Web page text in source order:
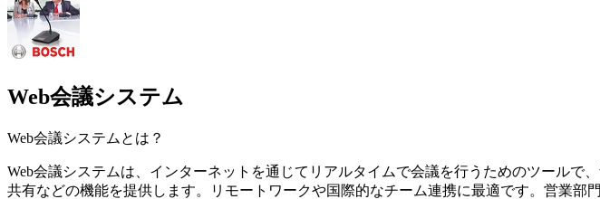
Web会議システム
Web会議システム とは？
Web会議システムは、インターネットを通じてリアルタイムで会議を行うためのツールで
共有などの機能を提供します。リモートワークや国際的なチーム連携に最適です。営業部